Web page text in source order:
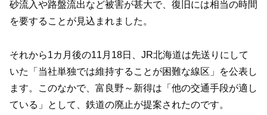
砂流入や路盤流出など被害が甚大で、復旧には相当の時間
を要することが見込まれました。
それから1カ月後の11月18日、JR北海道は先送りにして
いた「当社単独では維持することが困難な線区」を公表し
ます。このなかで、富良野～新得は「他の交通手段が適し
ている」として、鉄道の廃止が提案されたのです。